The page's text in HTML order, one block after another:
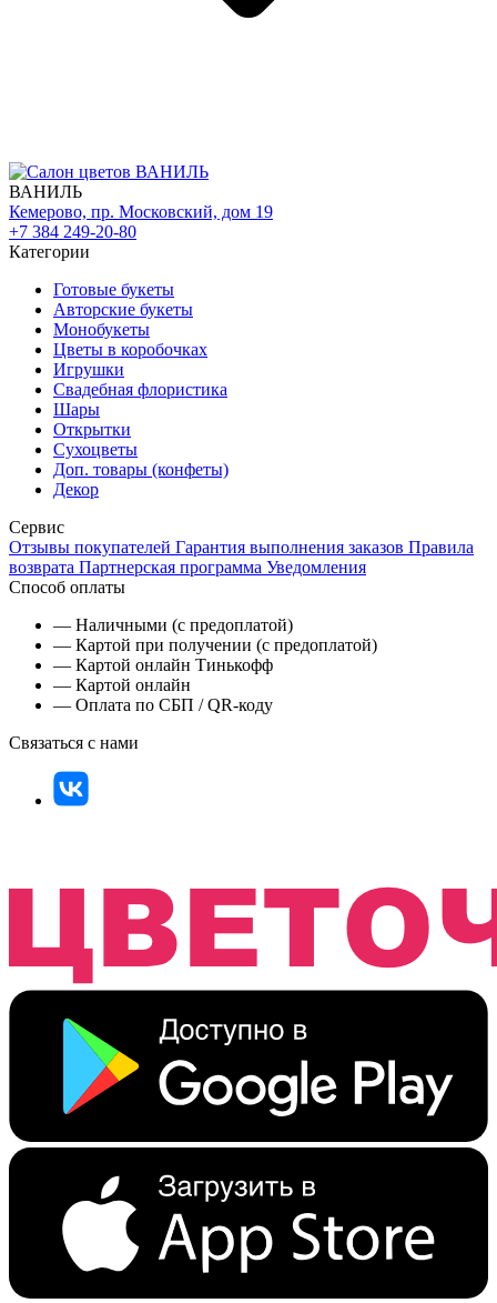
ВАНИЛЬ
Кемерово, пр. Московский, дом 19
+7 384 249-20-80
Категории
Готовые букеты
Авторские букеты
Монобукеты
Цветы в коробочках
Игрушки
Свадебная флористика
Шары
Открытки
Сухоцветы
Доп. товары (конфеты)
Декор
Сервис
Отзывы покупателей Гарантия выполнения заказов Правила
возврата Партнерская программа Уведомления
Способ оплаты
— Наличными (с предоплатой)
— Картой при получении (с предоплатой)
— Картой онлайн Тинькофф
— Картой онлайн
— Оплата по СБП / QR-коду
Связаться с нами